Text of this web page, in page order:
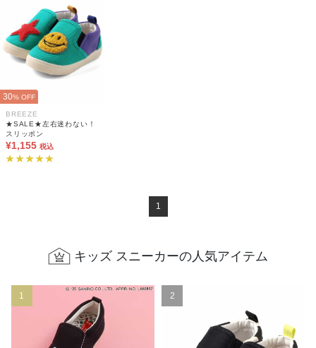
30% OFF
BREEZE
★SALE★左右迷わない！
スリッポン
¥1,155 税込
1
キッズ スニーカーの人気アイテム
1 2